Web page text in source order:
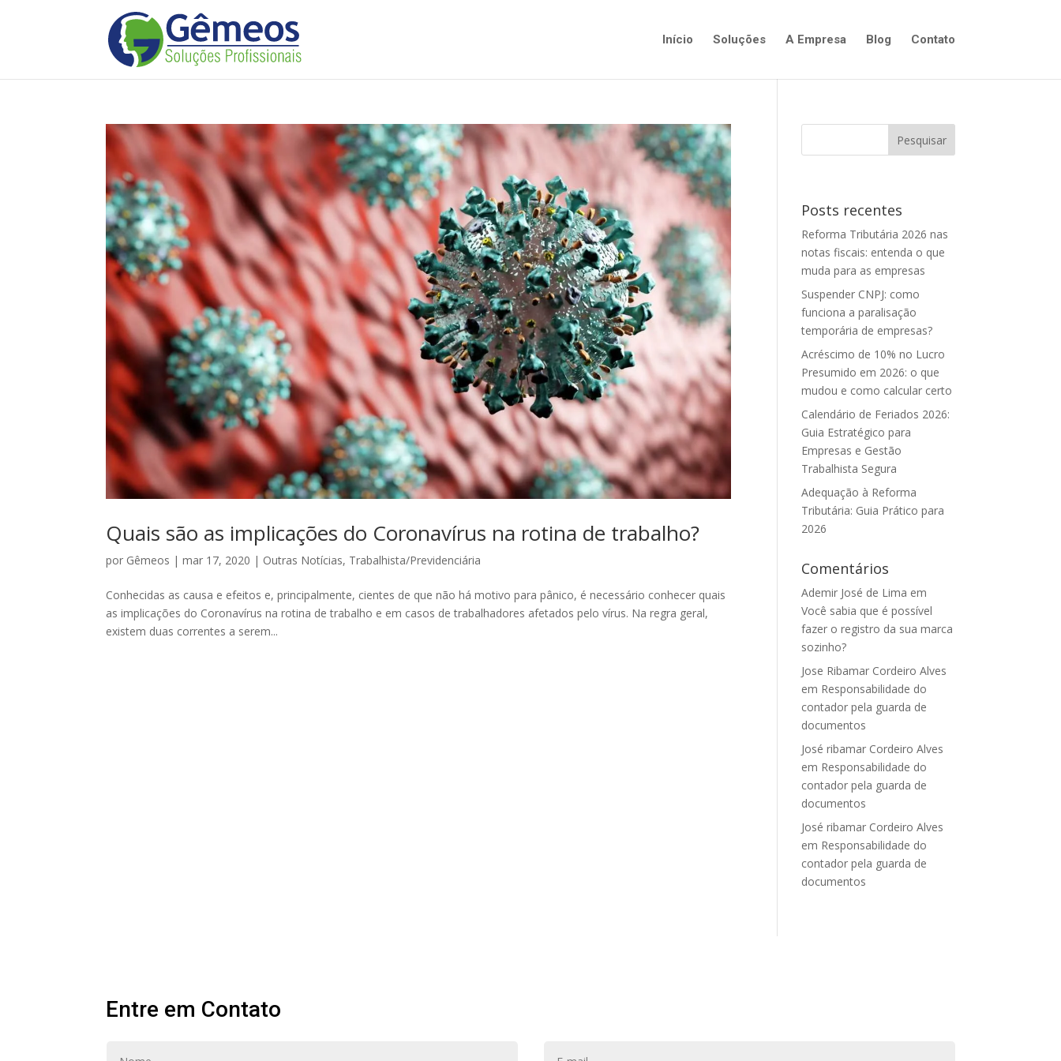
Início Soluções A Empresa Blog Contato
Quais são as implicações do Coronavírus na rotina de trabalho?
por Gêmeos |mar 17, 2020 | Outras Notícias, Trabalhista/Previdenciária
Conhecidas as causa e efeitos e, principalmente, cientes de que não há motivo para pânico, é necessário conhecer quais
as implicações do Coronavírus na rotina de trabalho e em casos de trabalhadores afetados pelo vírus. Na regra geral,
existem duas correntes a serem...
Posts recentes
Reforma Tributária 2026 nas
notas fiscais: entenda o que
muda para as empresas
Suspender CNPJ: como
funciona a paralisação
temporária de empresas?
Acréscimo de 10% no Lucro
Presumido em 2026: o que
mudou e como calcular certo
Calendário de Feriados 2026:
Guia Estratégico para
Empresas e Gestão
Trabalhista Segura
Adequação à Reforma
Tributária: Guia Prático para
2026
Comentários
Ademir José de Lima em
Você sabia que é possível
fazer o registro da sua marca
sozinho?
Jose Ribamar Cordeiro Alves
em Responsabilidade do
contador pela guarda de
documentos
José ribamar Cordeiro Alves
em Responsabilidade do
contador pela guarda de
documentos
José ribamar Cordeiro Alves
em Responsabilidade do
contador pela guarda de
documentos
Entre em Contato